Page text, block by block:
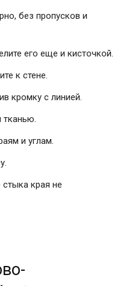
без пропусков и
его еще и кисточкой.
к стене.
кромку с линией.
тканью.
и углам.
края не